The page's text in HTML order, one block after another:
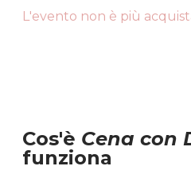
L'evento non è più
Cos'è Cena con
funziona